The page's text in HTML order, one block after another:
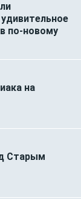
по-новому
на
Старым